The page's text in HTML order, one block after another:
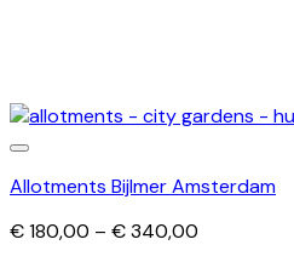
Allotments Bijlmer Amsterdam
€180,00 – €340,00